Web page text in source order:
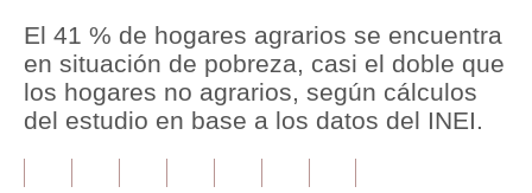
Política
Tu Dinero
Finanzas Personales
El 41 % de hogares agrarios se encuentra
en situación de pobreza, casi el doble que
los hogares no agrarios, según cálculos
del estudio en base a los datos del INEI.